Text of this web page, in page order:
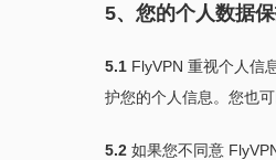
5、您的个人数据
5.1FlyVPN 重视个人信
护您的个人信息。您也
5.2如果您不同意